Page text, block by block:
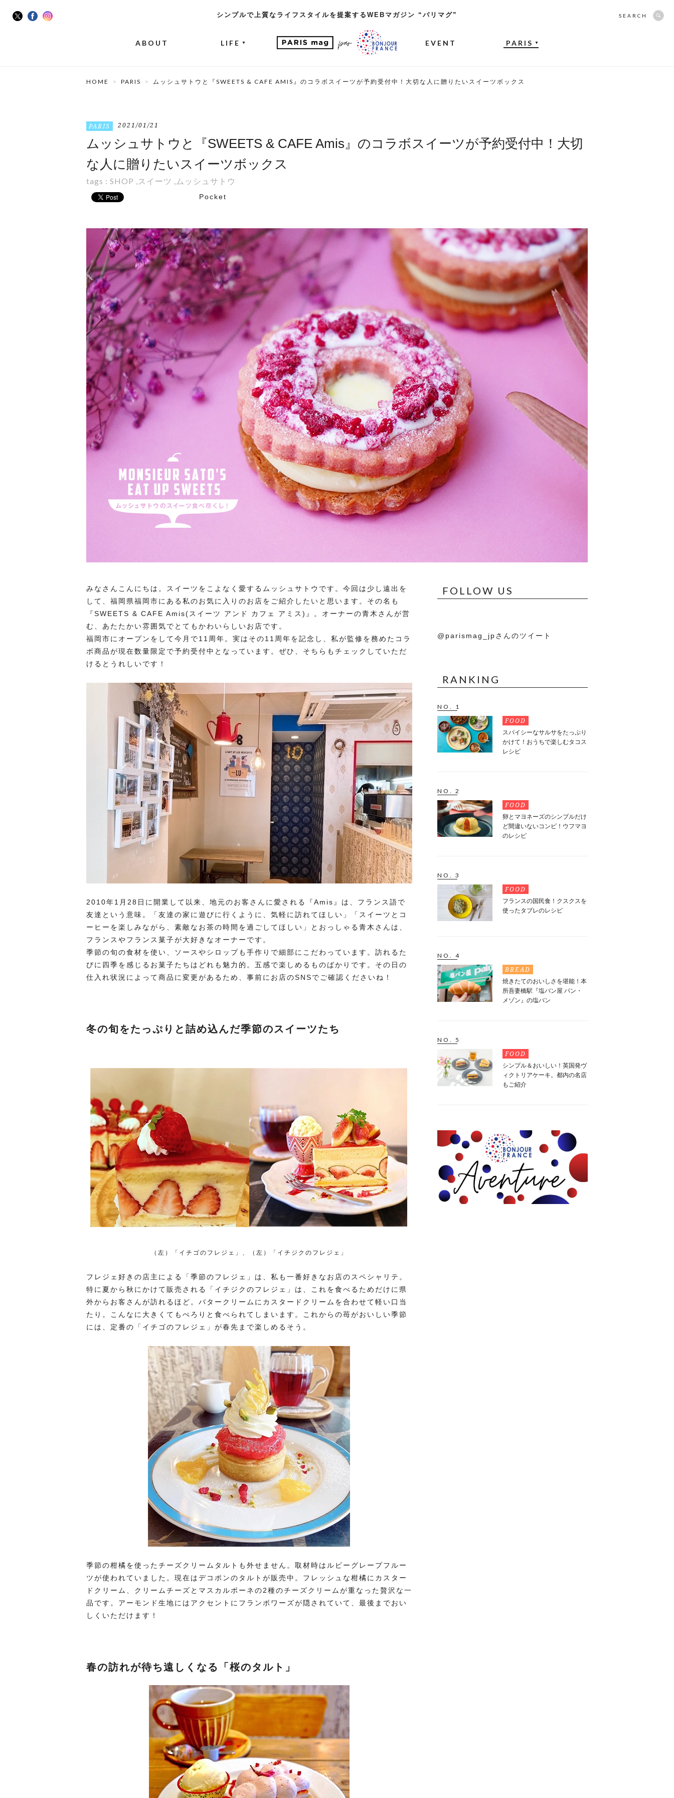
シンプルで上質なライフスタイルを提案するWEBマガジン “パリマグ”
ABOUT LIFE ▼ EVENT PARIS ▼
SEARCH
HOME PARIS ムッシュサトウと『SWEETS & CAFE AMIS』のコラボスイーツが予約受付中！大切な人に贈りたいスイーツボックス
PARIS 2021/01/21
ムッシュサトウと『SWEETS & CAFE Amis』のコラボスイーツが予約受付中！大切
な人に贈りたいスイーツボックス
tags : SHOP ,スイーツ , ムッシュサトウ
Pocket
みなさんこんにちは。スイーツをこよなく愛するムッシュサトウです。今回は少し遠出を
して、福岡県福岡市にある私のお気に入りのお店をご紹介したいと思います。その名も
『SWEETS & CAFE Amis(スイーツ アンド カフェ アミス)』。オーナーの青木さんが営
む、あたたかい雰囲気でとてもかわいらしいお店です。
福岡市にオープンをして今月で11周年。実はその11周年を記念し、私が監修を務めたコラ
ボ商品が現在数量限定で予約受付中となっています。ぜひ、そちらもチェックしていただ
けるとうれしいです！
2010年1月28日に開業して以来、地元のお客さんに愛される『Amis』は、フランス語で
友達という意味。「友達の家に遊びに行くように、気軽に訪れてほしい」「スイーツとコ
ーヒーを楽しみながら、素敵なお茶の時間を過ごしてほしい」とおっしゃる青木さんは、
フランスやフランス菓子が大好きなオーナーです。
季節の旬の食材を使い、ソースやシロップも手作りで細部にこだわっています。訪れるた
びに四季を感じるお菓子たちはどれも魅力的。五感で楽しめるものばかりです。その日の
仕入れ状況によって商品に変更があるため、事前にお店のSNSでご確認くださいね！
冬の旬をたっぷりと詰め込んだ季節のスイーツたち
（左）「イチゴのフレジェ」、（左）「イチジクのフレジェ」
フレジェ好きの店主による「季節のフレジェ」は、私も一番好きなお店のスペシャリテ。
特に夏から秋にかけて販売される「イチジクのフレジェ」は、これを食べるためだけに県
外からお客さんが訪れるほど。バタークリームにカスタードクリームを合わせて軽い口当
たり。こんなに大きくてもぺろりと食べられてしまいます。これからの苺がおいしい季節
には、定番の「イチゴのフレジェ」が春先まで楽しめるそう。
季節の柑橘を使ったチーズクリームタルトも外せません。取材時はルビーグレープフルー
ツが使われていました。現在はデコポンのタルトが販売中。フレッシュな柑橘にカスター
ドクリーム、クリームチーズとマスカルポーネの2種のチーズクリームが重なった贅沢な一
品です。アーモンド生地にはアクセントにフランボワーズが隠されていて、最後までおい
しくいただけます！
春の訪れが待ち遠しくなる「桜のタルト」
FOLLOW US
@parismag_jpさんのツイート
RANKING
NO. 1
FOOD
スパイシーなサルサをたっぷり
かけて！おうちで楽しむタコス
レシピ
NO. 2
FOOD
卵とマヨネーズのシンプルだけ
ど間違いないコンビ！ウフマヨ
のレシピ
NO. 3
FOOD
フランスの国民食！クスクスを
使ったタブレのレシピ
NO. 4
BREAD
焼きたてのおいしさを堪能！本
所吾妻橋駅『塩パン屋 パン・
メゾン』の塩パン
NO. 5
FOOD
シンプル＆おいしい！英国発ヴ
ィクトリアケーキ。都内の名店
もご紹介